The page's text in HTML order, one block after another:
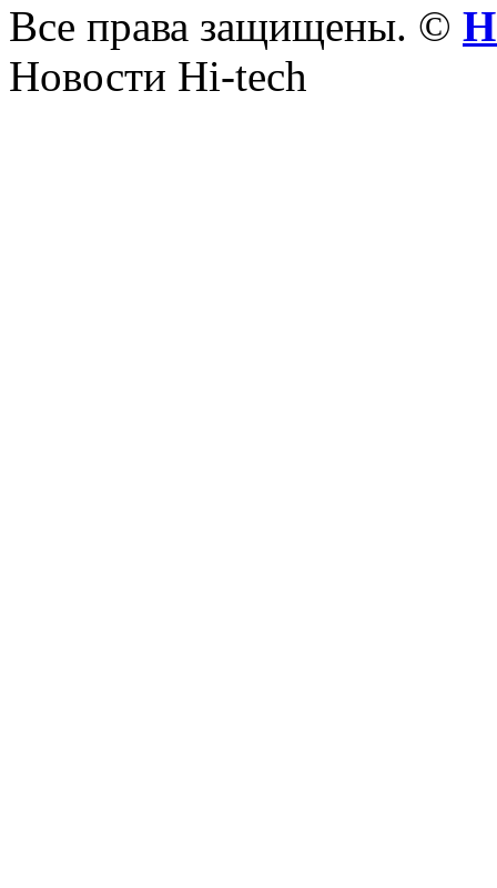
Все права защищены. ©
Новости Hi-tech